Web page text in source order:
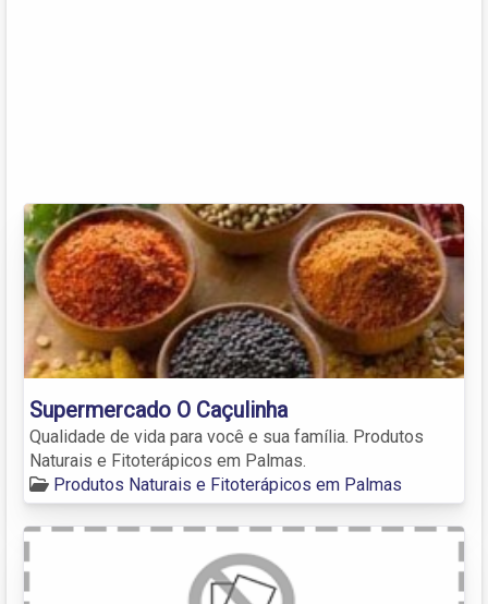
Supermercado O Caçulinha
Qualidade de vida para você e sua família. Produtos
Naturais e Fitoterápicos em Palmas.
Produtos Naturais e Fitoterápicos em Palmas